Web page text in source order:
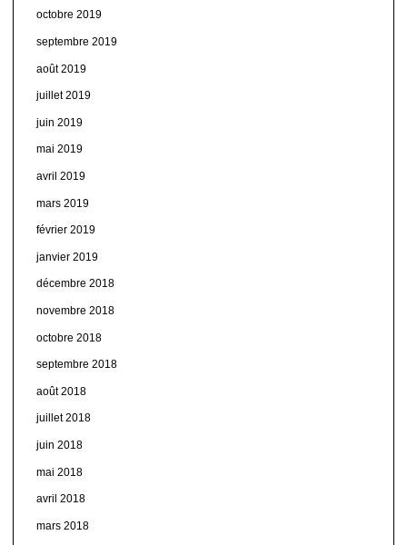
octobre 2019
septembre 2019
août 2019
juillet 2019
juin 2019
mai 2019
avril 2019
mars 2019
février 2019
janvier 2019
décembre 2018
novembre 2018
octobre 2018
septembre 2018
août 2018
juillet 2018
juin 2018
mai 2018
avril 2018
mars 2018